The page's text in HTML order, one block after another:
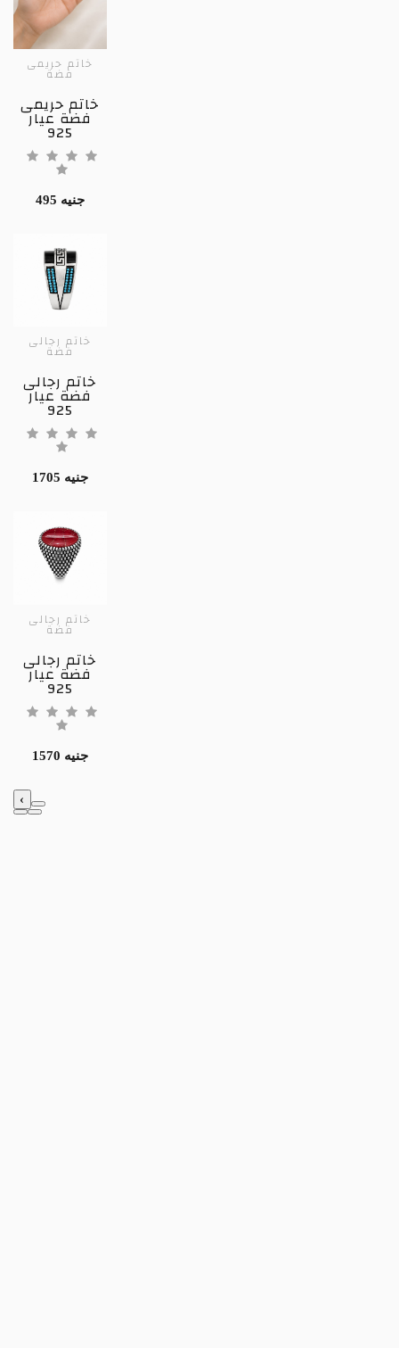
خاتم حريمى
فضة
خاتم حريمى
فضة عيار
925
495 جنيه
خاتم رجالى
فضة
خاتم رجالى
فضة عيار
925
1705 جنيه
خاتم رجالى
فضة
خاتم رجالى
فضة عيار
925
1570 جنيه
‹